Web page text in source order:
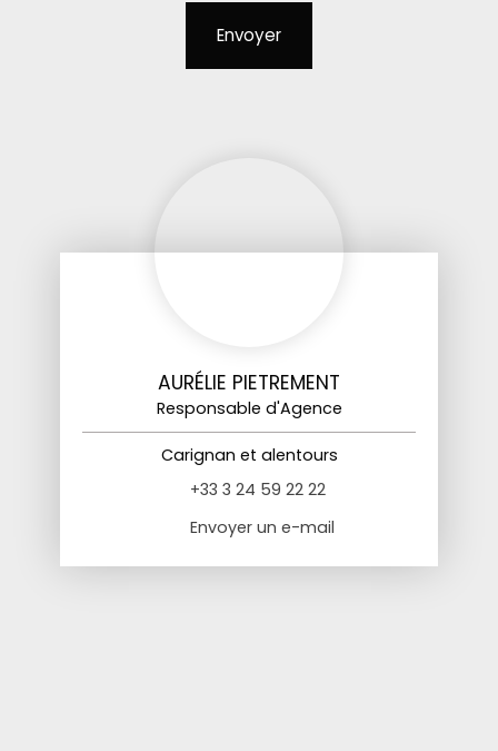
Envoyer
AURÉLIE PIETREMENT
Responsable d'Agence
Carignan et alentours
+33 3 24 59 22 22
Envoyer un e-mail